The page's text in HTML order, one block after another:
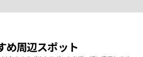
め周辺スポット